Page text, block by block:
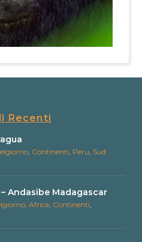
Recenti
Continenti Peru Sud
Andasibe Madagascar
,Africa Continenti